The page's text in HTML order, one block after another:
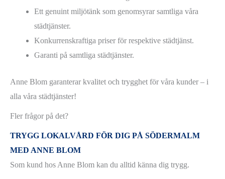
Ett genuint miljötänk som genomsyrar samtliga våra
städtjänster.
Konkurrenskraftiga priser för respektive städtjänst.
Garanti på samtliga städtjänster.
Anne Blom garanterar kvalitet och trygghet för våra kunder – i
alla våra städtjänster!
Fler frågor på det?
TRYGG LOKALVÅRD FÖR DIG PÅ SÖDERMALM
MED ANNE BLOM
Som kund hos Anne Blom kan du alltid känna dig trygg.